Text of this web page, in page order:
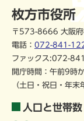
枚方市役所
〒573-8666 大阪府
電話： 072-841-
ファックス:072-
開庁時間：午前9時
（土日・祝日・年末
人口と世帯数